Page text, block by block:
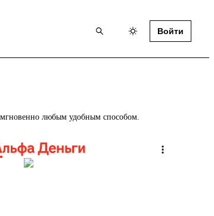
Войти
любым удобным способом.